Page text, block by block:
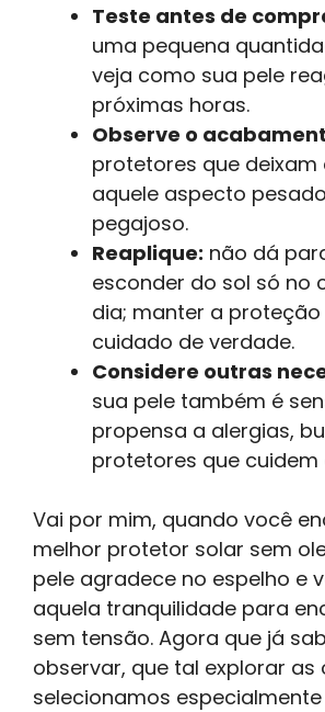
Teste antes de
uma pequena
veja como sua pele
próximas horas.
Observe o
protetores que deixam
aquele aspecto
pegajoso.
Reaplique: não dá
esconder do sol só no
dia; manter a proteção
cuidado de verdade.
Considere outras
sua pele também é
propensa a alergias,
protetores que cuidem
Vai por mim, quando você
melhor protetor solar sem
pele agradece no espelho e
aquela tranquilidade para
sem tensão. Agora que já
observar, que tal explorar as
selecionamos